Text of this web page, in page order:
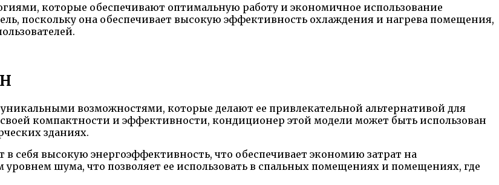
которые обеспечивают оптимальную работу и экономичное использование
поскольку она обеспечивает высокую эффективность охлаждения и нагрева помещения,
возможностями, которые делают ее привлекательной альтернативой для
компактности и эффективности, кондиционер этой модели может быть использован
зданиях.
себя высокую энергоэффективность, что обеспечивает экономию затрат на
шума, что позволяет ее использовать в спальных помещениях и помещениях, где